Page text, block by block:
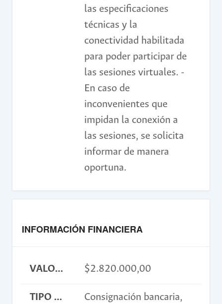
las especificaciones
técnicas y la
conectividad habilitada
para poder participar de
las sesiones virtuales. -
En caso de
inconvenientes que
impidan la conexión a
las sesiones, se solicita
informar de manera
oportuna.
INFORMACIÓN FINANCIERA
VALOR INSCRIPCIÓN $2.820.000,00
TIPO DE PAGO
Consignación bancaria,